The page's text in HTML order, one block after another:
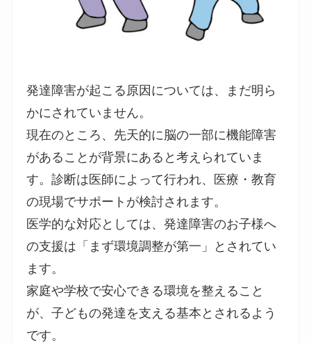
発達障害が起こる原因については、まだ明ら
かにされていません。
現在のところ、先天的に脳の一部に機能障害
があることが背景にあると考えられていま
す。診断は医師によって行われ、医療・教育
の現場でサポートが検討されます。
医学的な対応としては、発達障害のお子様へ
の支援は「まず環境調整が第一」とされてい
ます。
家庭や学校で安心できる環境を整えること
が、子どもの発達を支える基本とされるよう
です。